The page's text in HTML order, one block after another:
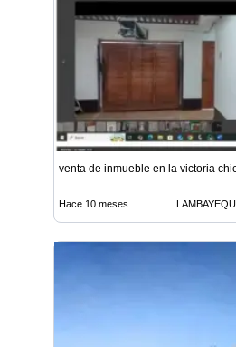
venta de inmueble en la victoria
Hace 10 meses